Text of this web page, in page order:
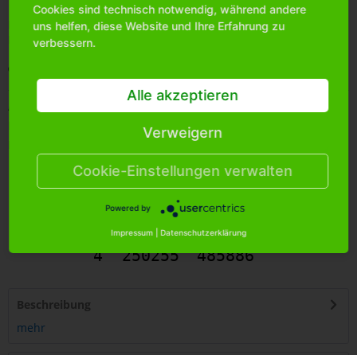
Bittemelden Sie sich an, um mehr Informationen über das
Produkt zu erhalten.
Artikel-Nr.:
0531670
900
4 250255 485886
Beschreibung
mehr
Cookies sind technisch notwendig, während andere
uns helfen, diese Website und Ihre Erfahrung zu
verbessern.
Alle akzeptieren
Verweigern
Cookie-Einstellungen verwalten
Powered by
Impressum Datenschutzerklärung